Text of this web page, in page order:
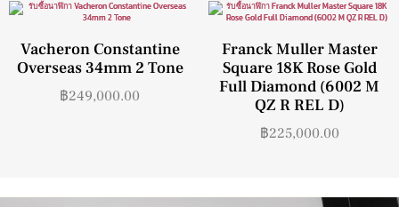
Vacheron Constantine
Overseas 34mm 2 Tone
฿249,000.00
Franck Muller Master
Square 18K Rose Gold
Full Diamond (6002 M
QZ R REL D)
฿225,000.00